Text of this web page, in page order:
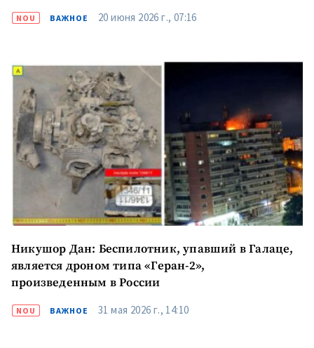
NOU ВАЖНОЕ 20 июня 2026 г., 07:16
Никушор Дан: Беспилотник, упавший в Галаце,
является дроном типа «Геран-2»,
произведенным в России
NOU ВАЖНОЕ 31 мая 2026 г., 14:10